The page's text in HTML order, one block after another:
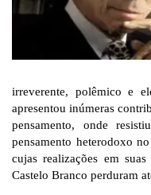
irreverente, polêmico e
apresentou inúmeras
pensamento, onde
pensamento heterodoxo
cujas realizações em
Castelo Branco perduram